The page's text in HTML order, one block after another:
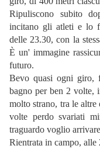
Ripuliscono subito
incitano gli atleti e lo
delle 23.30, con la
È un' immagine
futuro.
Bevo quasi ogni giro,
bagno per ben 2 volte,
molto strano, tra le
volte perdo svariati
traguardo voglio
Rientrata in campo,